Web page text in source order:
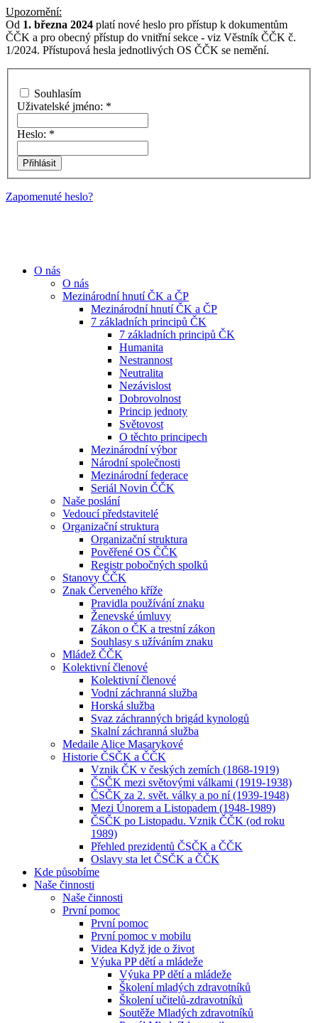
Upozornění:
Od 1. března 2024 platí nové heslo pro přístup k dokumentům
ČČK a pro obecný přístup do vnitřní sekce - viz Věstník ČČK č.
1/2024. Přístupová hesla jednotlivých OS ČČK se nemění.
Souhlasím
Uživatelské jméno: *
Heslo: *
Zapomenuté heslo?
O nás
O nás
Mezinárodní hnutí ČK a ČP
Mezinárodní hnutí ČK a ČP
7 základních principů ČK
7 základních principů ČK
Humanita
Nestrannost
Neutralita
Nezávislost
Dobrovolnost
Princip jednoty
Světovost
O těchto principech
Mezinárodní výbor
Národní společnosti
Mezinárodní federace
Seriál Novin ČČK
Naše poslání
Vedoucí představitelé
Organizační struktura
Organizační struktura
Pověřené OS ČČK
Registr pobočných spolků
Stanovy ČČK
Znak Červeného kříže
Pravidla používání znaku
Ženevské úmluvy
Zákon o ČK a trestní zákon
Souhlasy s užíváním znaku
Mládež ČČK
Kolektivní členové
Kolektivní členové
Vodní záchranná služba
Horská služba
Svaz záchranných brigád kynologů
Skalní záchranná služba
Medaile Alice Masarykové
Historie ČSČK a ČČK
Vznik ČK v českých zemích (1868-1919)
ČSČK mezi světovými válkami (1919-1938)
ČSČK za 2. svět. války a po ní (1939-1948)
Mezi Únorem a Listopadem (1948-1989)
ČSČK po Listopadu. Vznik ČČK (od roku
1989)
Přehled prezidentů ČSČK a ČČK
Oslavy sta let ČSČK a ČČK
Kde působíme
Naše činnosti
Naše činnosti
První pomoc
První pomoc
První pomoc v mobilu
Videa Když jde o život
Výuka PP dětí a mládeže
Výuka PP dětí a mládeže
Školení mladých zdravotníků
Školení učitelů-zdravotníků
Soutěže Mladých zdravotníků